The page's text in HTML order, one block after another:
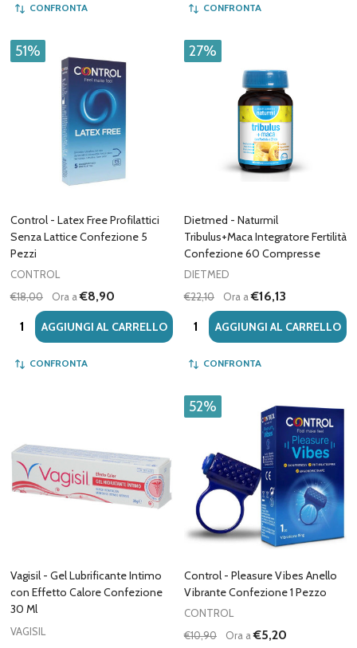
CONFRONTA CONFRONTA
51%
Control - Latex Free Profilattici
Senza Lattice Confezione 5
Pezzi
CONTROL
€18,00
Ora a€8,90
Quantità:AGGIUNGI AL CARRELLO
CONFRONTA
27%
Dietmed - Naturmil
Tribulus+Maca Integratore Fertilità
Confezione 60 Compresse
DIETMED
€22,10
Ora a€16,13
Quantità:AGGIUNGI AL CARRELLO
CONFRONTA
Vagisil - Gel Lubrificante Intimo
con Effetto Calore Confezione
30 Ml
VAGISIL
52%
Control - Pleasure Vibes Anello
Vibrante Confezione 1 Pezzo
CONTROL
€10,90
Ora a€5,20